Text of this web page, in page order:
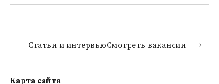
Статьи и интервьюСмотреть вакансии
Kарта сайта